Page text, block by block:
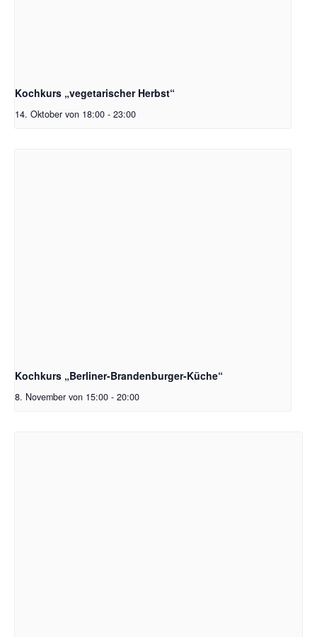
Kochkurs „vegetarischer Herbst“
14. Oktober von 18:00 - 23:00
Kochkurs „Berliner-Brandenburger-Küche“
8. November von 15:00 - 20:00